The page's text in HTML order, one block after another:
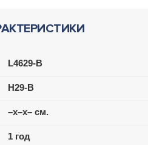
L4629-B
H29-B
–x–x– см.
1 год